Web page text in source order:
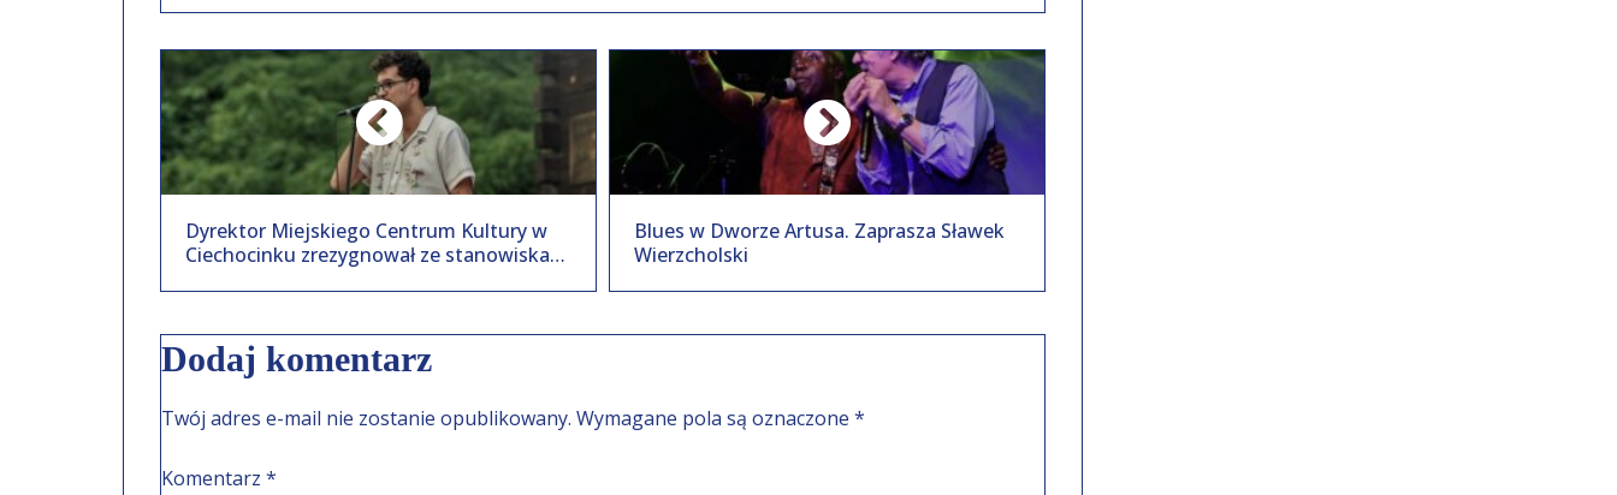
Dyrektor Miejskiego Centrum Kultury w
Ciechocinku zrezygnował ze stanowiska
Blues w Dworze Artusa. Zaprasza Sławek
Wierzcholski
Dodaj komentarz
Twój adres e-mail nie zostanie opublikowany. Wymagane pola są oznaczone *
Komentarz *